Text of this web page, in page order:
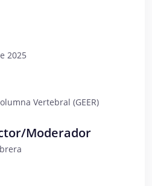
2025
Vertebral (GEER)
Moderador